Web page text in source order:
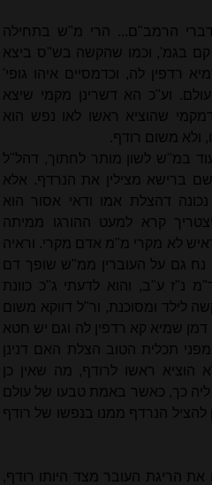
הרמב"ם... הרי מ"ש בתחילה
קם בגמ', וכמו שהקשה בש"ס ביצא
רדפין לה, וכדמסיים איהו גופי'
וע"כ הא דשרינן מקמי שיצא
שהוציא ראשו לאו נפש הוא
ולא משום רודף.
עוד במ"ש לשון מותר לחתוך, דהל"ל
ברישא מצילין את הנרדף. אלא
דהצלת אמו ודאי אסור הוא
קרא למעט ההורגו ממיתה
לא מקרי מ"מ אדם מקרי. וראיה
נח גם על העוברין ממ"ש שופך דם
נ"ז ע"ב, והוא לדעתי ג"כ כוונת
לילד ומסוכנת, ור"ל דווקא משום
דמן שמיא קא רדפין לה וגם יש חטא
תכלית הטוב הצלת האם דנינן
הוציא ראשו לרודף, מה שאין כן
ליה כך, כאשר באמת טבעו של עולם
להציל הנרדף ממנו בנפשו של רודף
הריגת העובר מצד היותו רודף,